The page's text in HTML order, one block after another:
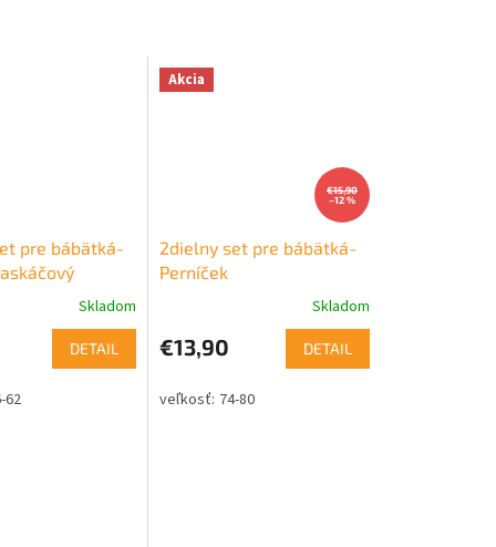
pre bábätká-
Skladom
DETAIL
62
Akcia
€15,90
–12 %
2dielny set pre bábätká-
Perníček
Skladom
€13,90 DETAIL
74-80